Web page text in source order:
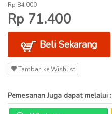
Rp 84.000
Rp 71.400
Beli Sekarang
Tambah ke Wishlist
Pemesanan Juga dapat melalui :